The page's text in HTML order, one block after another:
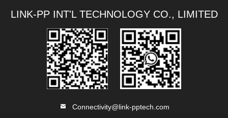
LINK-PP INT'L TECHNOLOGY CO., LIMITED
Connectivity@link-pptech.com